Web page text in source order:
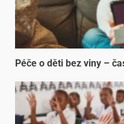
Péče o děti bez viny –